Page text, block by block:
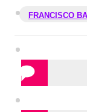
FRANCISCO